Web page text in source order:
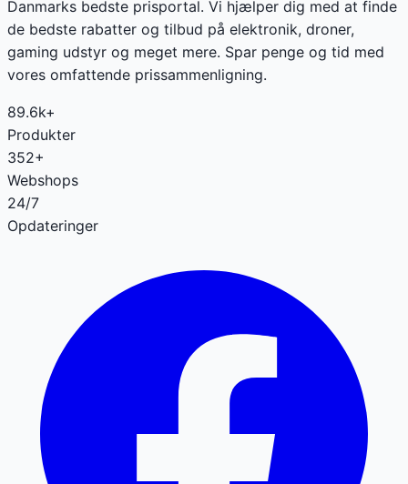
Danmarks bedste prisportal. Vi hjælper dig med at finde
de bedste rabatter og tilbud på elektronik, droner,
gaming udstyr og meget mere. Spar penge og tid med
vores omfattende prissammenligning.
89.6k+
Produkter
352+
Webshops
24/7
Opdateringer